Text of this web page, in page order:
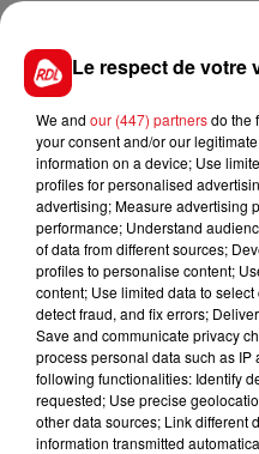
Le groupe, auteur des
Youet
,
France, dont une date à
Sept ans après son
La billetteriea ouvert ce
FIL D'ACTUS
Le respect de votre
We and our (447) partnersdo the
your consent and/or our
information on a device; Use
profiles for personalised
advertising; Measure advertising
performance; Understand
of data from different sources;
profiles to personalise content;
content; Use limited data to
detect fraud, and fix errors;
Save and communicate privacy
process personal data such as
following functionalities: Identify
requested; Use precise
other data sources; Link different
information transmitted